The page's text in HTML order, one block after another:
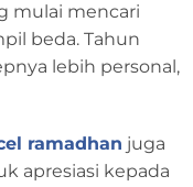
mulai mencari
beda. Tahun
lebih personal,
ramadhan juga
apresiasi kepada